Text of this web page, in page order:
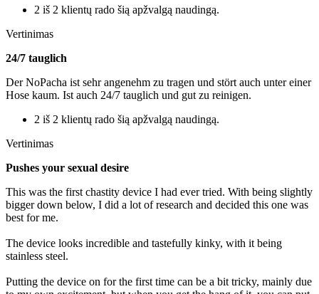
2 iš 2 klientų rado šią apžvalgą naudingą.
Vertinimas
24/7 tauglich
Der NoPacha ist sehr angenehm zu tragen und stört auch unter einer
Hose kaum. Ist auch 24/7 tauglich und gut zu reinigen.
2 iš 2 klientų rado šią apžvalgą naudingą.
Vertinimas
Pushes your sexual desire
This was the first chastity device I had ever tried. With being slightly
bigger down below, I did a lot of research and decided this one was
best for me.
The device looks incredible and tastefully kinky, with it being
stainless steel.
Putting the device on for the first time can be a bit tricky, mainly due